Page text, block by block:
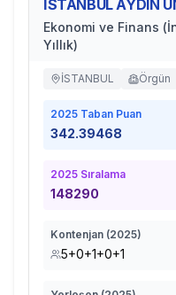
İSTANBUL AYDIN
Ekonomi ve Finans
Yıllık)
İSTANBUL Örgün
2025 Taban Puan
342.39468
2025 Sıralama
148290
Kontenjan (2025)
5+0+1+0+1